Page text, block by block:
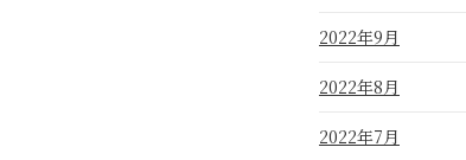
2022年9月
2022年8月
2022年7月